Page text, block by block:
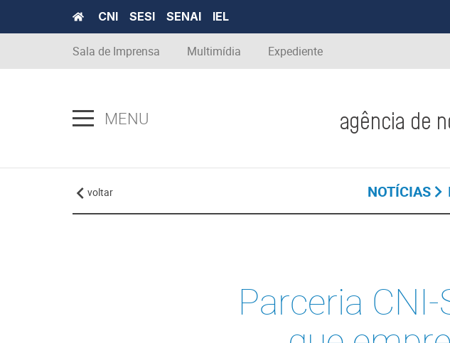
CNI SESI SENAI IEL
Sala de Imprensa Multimídia Expediente
MENU agência de
voltar NOTÍCIAS
Parceria